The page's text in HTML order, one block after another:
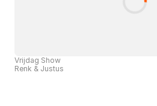
Vrijdag Show
Renk & Justus